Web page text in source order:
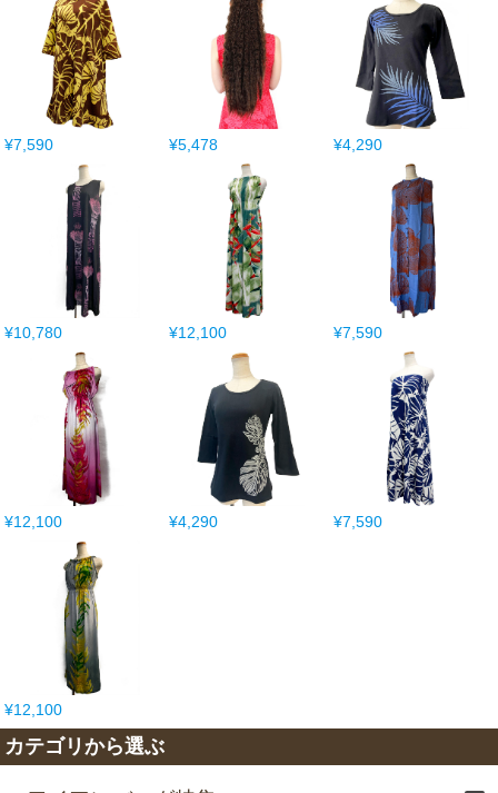
¥7,590 ¥5,478 ¥4,290
¥10,780 ¥12,100 ¥7,590
¥12,100 ¥4,290 ¥7,590
¥12,100
カテゴリから選ぶ